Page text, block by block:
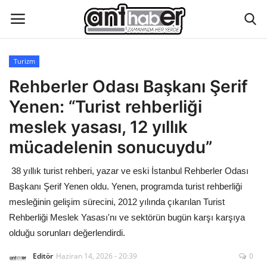
Künye
Eğitim
Aktüel Magazin
Hakkımızda
İletişim
Asayiş
Çevre
Turizm
Rehberler Odası Başkanı Şerif
Yenen: “Turist rehberliği
meslek yasası, 12 yıllık
mücadelenin sonucuydu”
38 yıllık turist rehberi, yazar ve eski İstanbul Rehberler Odası
Başkanı Şerif Yenen oldu. Yenen, programda turist rehberliği
mesleğinin gelişim sürecini, 2012 yılında çıkarılan Turist
Rehberliği Meslek Yasası'nı ve sektörün bugün karşı karşıya
olduğu sorunları değerlendirdi.
Editör Haziran 14, 2026 - 20:39 0